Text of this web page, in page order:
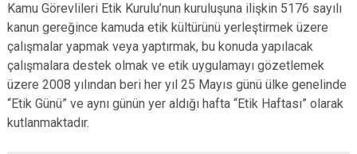
Kamu Görevlileri Etik Kurulu’nun kuruluşuna ilişkin 5176 sayılı
kanun gereğince kamuda etik kültürünü yerleştirmek üzere
çalışmalar yapmak veya yaptırmak, bu konuda yapılacak
çalışmalara destek olmak ve etik uygulamayı gözetlemek
üzere 2008 yılından beri her yıl 25 Mayıs günü ülke genelinde
“Etik Günü” ve aynı günün yer aldığı hafta “Etik Haftası” olarak
kutlanmaktadır.